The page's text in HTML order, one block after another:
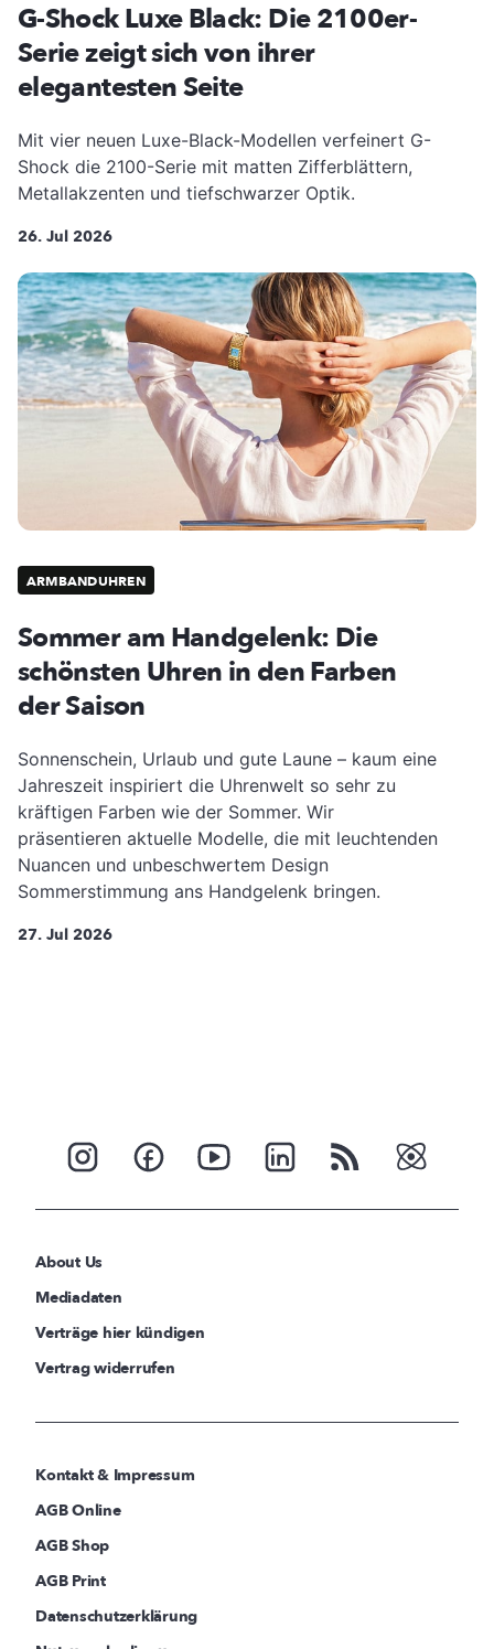
G-Shock Luxe Black: Die 2100er-
Serie zeigt sich von ihrer
elegantesten Seite
Mit vier neuen Luxe-Black-Modellen verfeinert G-
Shock die 2100-Serie mit matten Zifferblättern,
Metallakzenten und tiefschwarzer Optik.
26. Jul 2026
ARMBANDUHREN
Sommer am Handgelenk: Die
schönsten Uhren in den Farben
der Saison
Sonnenschein, Urlaub und gute Laune – kaum eine
Jahreszeit inspiriert die Uhrenwelt so sehr zu
kräftigen Farben wie der Sommer. Wir
präsentieren aktuelle Modelle, die mit leuchtenden
Nuancen und unbeschwertem Design
Sommerstimmung ans Handgelenk bringen.
27. Jul 2026
About Us
Mediadaten
Verträge hier kündigen
Vertrag widerrufen
Kontakt & Impressum
AGB Online
AGB Shop
AGB Print
Datenschutzerklärung